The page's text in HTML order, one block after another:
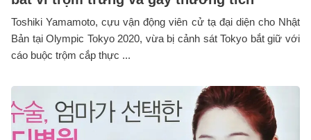
Toshiki Yamamoto, cựu vận động viên cử tạ đại diện cho Nhật
Bản tại Olympic Tokyo 2020, vừa bị cảnh sát Tokyo bắt giữ với
cáo buộc trộm cắp thực ...